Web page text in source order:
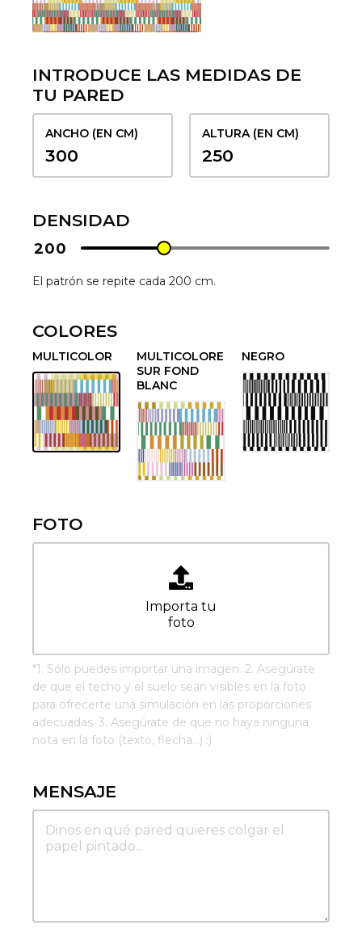
INTRODUCE LAS MEDIDAS DE
TU PARED
ANCHO (EN CM) ALTURA (EN CM)
DENSIDAD
200
El patrón se repite cada 200 cm.
COLORES
MULTICOLOR
MULTICOLORE
SUR FOND
BLANC
NEGRO
FOTO
Importa tu
foto
*1. Sólo puedes importar una imagen. 2. Asegúrate
de que el techo y el suelo sean visibles en la foto
para ofrecerte una simulación en las proporciones
adecuadas. 3. Asegúrate de que no haya ninguna
nota en la foto (texto, flecha...) :)
MENSAJE